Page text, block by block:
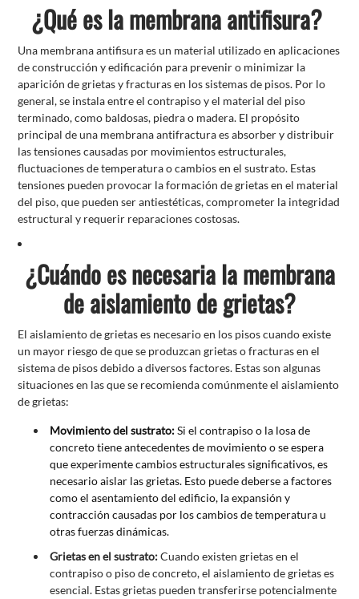
¿Qué es la membrana antifisura?
Una membrana antifisura es un material utilizado en aplicaciones
de construcción y edificación para prevenir o minimizar la
aparición de grietas y fracturas en los sistemas de pisos. Por lo
general, se instala entre el contrapiso y el material del piso
terminado, como baldosas, piedra o madera. El propósito
principal de una membrana antifractura es absorber y distribuir
las tensiones causadas por movimientos estructurales,
fluctuaciones de temperatura o cambios en el sustrato. Estas
tensiones pueden provocar la formación de grietas en el material
del piso, que pueden ser antiestéticas, comprometer la integridad
estructural y requerir reparaciones costosas.
¿Cuándo es necesaria la membrana
de aislamiento de grietas?
El aislamiento de grietas es necesario en los pisos cuando existe
un mayor riesgo de que se produzcan grietas o fracturas en el
sistema de pisos debido a diversos factores. Estas son algunas
situaciones en las que se recomienda comúnmente el aislamiento
de grietas:
Movimiento del sustrato:Si el contrapiso o la losa de
concreto tiene antecedentes de movimiento o se espera
que experimente cambios estructurales significativos, es
necesario aislar las grietas. Esto puede deberse a factores
como el asentamiento del edificio, la expansión y
contracción causadas por los cambios de temperatura u
otras fuerzas dinámicas.
Grietas en el sustrato:Cuando existen grietas en el
contrapiso o piso de concreto, el aislamiento de grietas es
esencial. Estas grietas pueden transferirse potencialmente